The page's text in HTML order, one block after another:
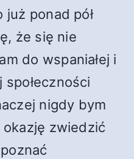
już ponad pół
że się nie
do wspaniałej i
nigdy bym
okazję zwiedzić